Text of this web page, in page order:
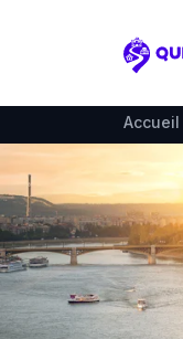
Accueil